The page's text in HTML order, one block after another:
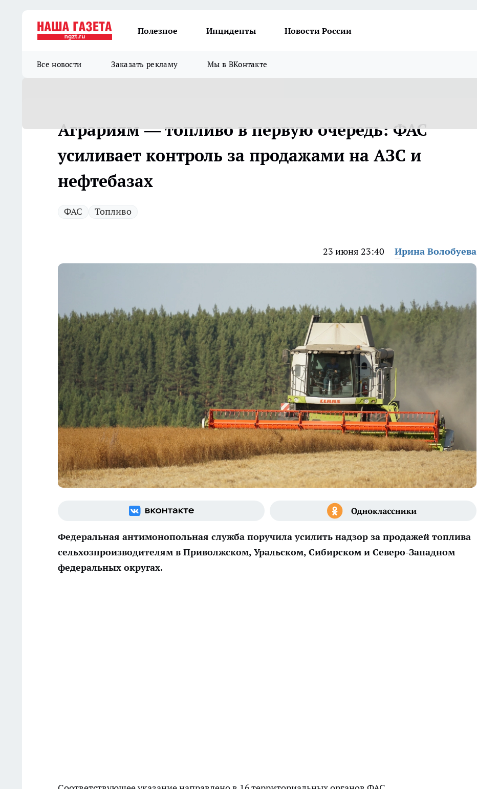
Полезное Инциденты Новости России
Все новости Заказать рекламу Мы в ВКонтакте
Аграриям — топливо в первую очередь: ФАС
усиливает контроль за продажами на АЗС и
нефтебазах
ФАС Топливо
23 июня 23:40 Ирина Волобуева
Федеральная антимонопольная служба поручила усилить надзор за продажей топлива
сельхозпроизводителям в Приволжском, Уральском, Сибирском и Северо-Западном
федеральных округах.